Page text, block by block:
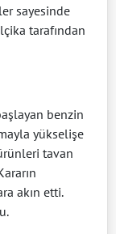
sayesinde
tarafından
benzin
yükselişe
tavan
akın etti.